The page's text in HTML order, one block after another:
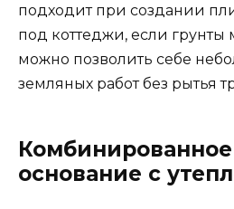
подходит при создании
под коттеджи, если
можно позволить себе
земляных работ без рытья
основание с